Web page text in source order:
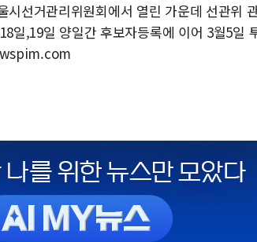
시선거관리위원회에서 열린 가운데 선관위
일,19일 양일간 후보자등록에 이어 3월5일